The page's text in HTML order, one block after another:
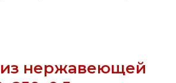
нержавеющей